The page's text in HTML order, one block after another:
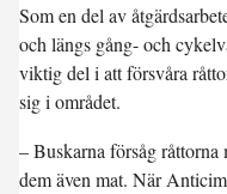
Som en del av
och längs gång- och
viktig del i att försvåra
sig i området.
– Buskarna försåg råttorna
dem även mat. När